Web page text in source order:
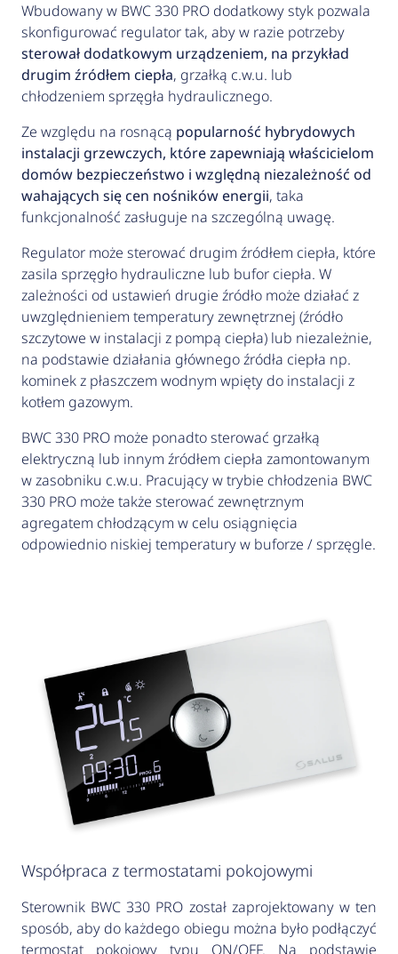
Wbudowany w BWC 330 PRO dodatkowy styk pozwala
skonfigurować regulator tak, aby w razie potrzeby
sterował dodatkowym urządzeniem, na przykład
drugim źródłem ciepła, grzałką c.w.u. lub
chłodzeniem sprzęgła hydraulicznego.
Ze względu na rosnącą popularność hybrydowych
instalacji grzewczych, które zapewniają właścicielom
domów bezpieczeństwo i względną niezależność od
wahających się cen nośników energii, taka
funkcjonalność zasługuje na szczególną uwagę.
Regulator może sterować drugim źródłem ciepła, które
zasila sprzęgło hydrauliczne lub bufor ciepła. W
zależności od ustawień drugie źródło może działać z
uwzględnieniem temperatury zewnętrznej (źródło
szczytowe w instalacji z pompą ciepła) lub niezależnie,
na podstawie działania głównego źródła ciepła np.
kominek z płaszczem wodnym wpięty do instalacji z
kotłem gazowym.
BWC 330 PRO może ponadto sterować grzałką
elektryczną lub innym źródłem ciepła zamontowanym
w zasobniku c.w.u. Pracujący w trybie chłodzenia BWC
330 PRO może także sterować zewnętrznym
agregatem chłodzącym w celu osiągnięcia
odpowiednio niskiej temperatury w buforze / sprzęgle.
Współpraca z termostatami pokojowymi
Sterownik BWC 330 PRO został zaprojektowany w ten
sposób, aby do każdego obiegu można było podłączyć
termostat pokojowy typu ON/OFF. Na podstawie